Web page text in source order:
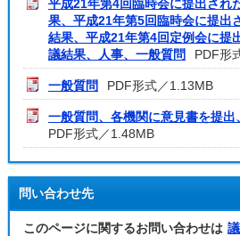
平成21年第4回臨時会に提出され
果、平成21年第5回臨時会に提出
結果、平成21年第4回定例会に提
議結果、人事、一般質問
PDF形
一般質問 PDF形式／1.13MB
一般質問、各機関に意見書を提
PDF形式／1.48MB
問い合わせ先
このページに関するお問い合わせは